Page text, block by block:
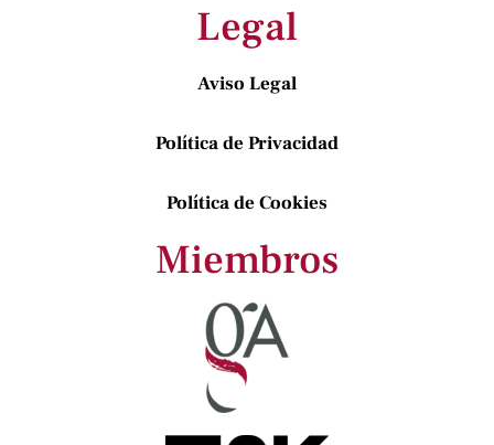
Legal
Aviso Legal
Política de Privacidad
Política de Cookies
Miembros